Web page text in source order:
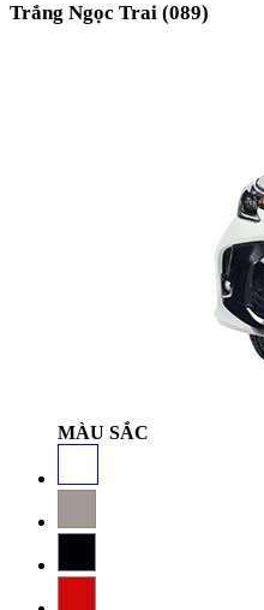
Trắng Ngọc Trai (089)